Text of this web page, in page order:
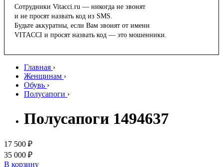
Сотрудники Vitacci.ru — никогда не звонят
и не просят назвать код из SMS.
Будьте аккуратны, если Вам звонят от имени
VITACCI и просят назвать код — это мошенники.
Главная ›
Женщинам ›
Обувь ›
Полусапоги ›
Полусапоги 1494637
17 500 ₽
35 000 ₽
В корзину